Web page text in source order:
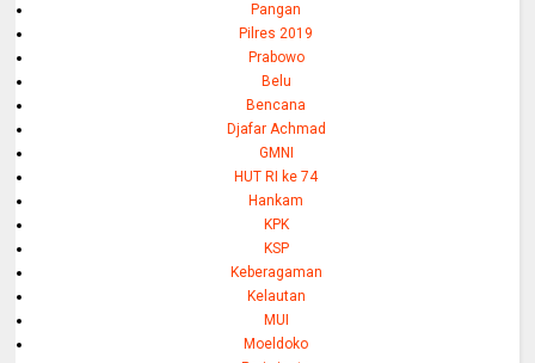
Pangan
Pilres 2019
Prabowo
Belu
Bencana
Djafar Achmad
GMNI
HUT RI ke 74
Hankam
KPK
KSP
Keberagaman
Kelautan
MUI
Moeldoko